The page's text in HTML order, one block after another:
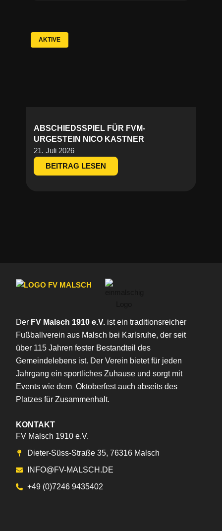
AKTIVE
ABSCHIEDSSPIEL FÜR FVM-
URGESTEIN NICO KASTNER
21. Juli 2026
BEITRAG LESEN
Der FV Malsch 1910 e.V. ist ein traditionsreicher
Fußballverein aus Malsch bei Karlsruhe, der seit
über 115 Jahren fester Bestandteil des
Gemeindelebens ist. Der Verein bietet für jeden
Jahrgang ein sportliches Zuhause und sorgt mit
Events wie dem Oktoberfest auch abseits des
Platzes für Zusammenhalt.
KONTAKT
FV Malsch 1910 e.V.
Dieter-Süss-Straße 35, 76316 Malsch
INFO@FV-MALSCH.DE
+49 (0)7246 9435402